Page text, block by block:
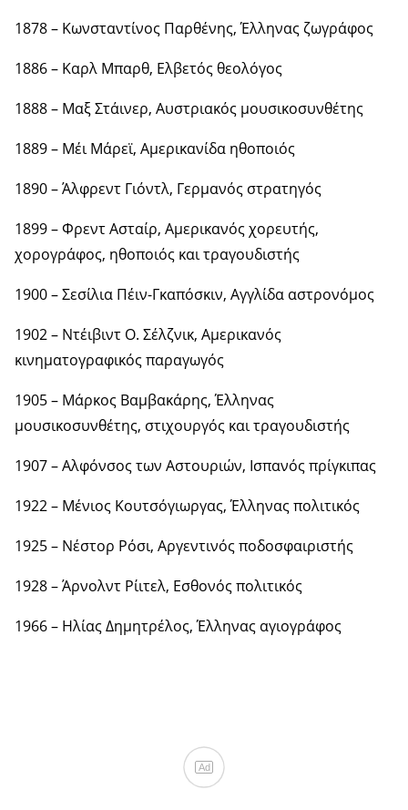
1878 – Κωνσταντίνος Παρθένης, Έλληνας ζωγράφος
1886 – Καρλ Μπαρθ, Ελβετός θεολόγος
1888 – Μαξ Στάινερ, Αυστριακός μουσικοσυνθέτης
1889 – Μέι Μάρεϊ, Αμερικανίδα ηθοποιός
1890 – Άλφρεντ Γιόντλ, Γερμανός στρατηγός
1899 – Φρεντ Ασταίρ, Αμερικανός χορευτής,
χορογράφος, ηθοποιός και τραγουδιστής
1900 – Σεσίλια Πέιν-Γκαπόσκιν, Αγγλίδα αστρονόμος
1902 – Ντέιβιντ Ο. Σέλζνικ, Αμερικανός
κινηματογραφικός παραγωγός
1905 – Μάρκος Βαμβακάρης, Έλληνας
μουσικοσυνθέτης, στιχουργός και τραγουδιστής
1907 – Αλφόνσος των Αστουριών, Ισπανός πρίγκιπας
1922 – Μένιος Κουτσόγιωργας, Έλληνας πολιτικός
1925 – Νέστορ Ρόσι, Αργεντινός ποδοσφαιριστής
1928 – Άρνολντ Ρίιτελ, Εσθονός πολιτικός
1966 – Ηλίας Δημητρέλος, Έλληνας αγιογράφος
Ad